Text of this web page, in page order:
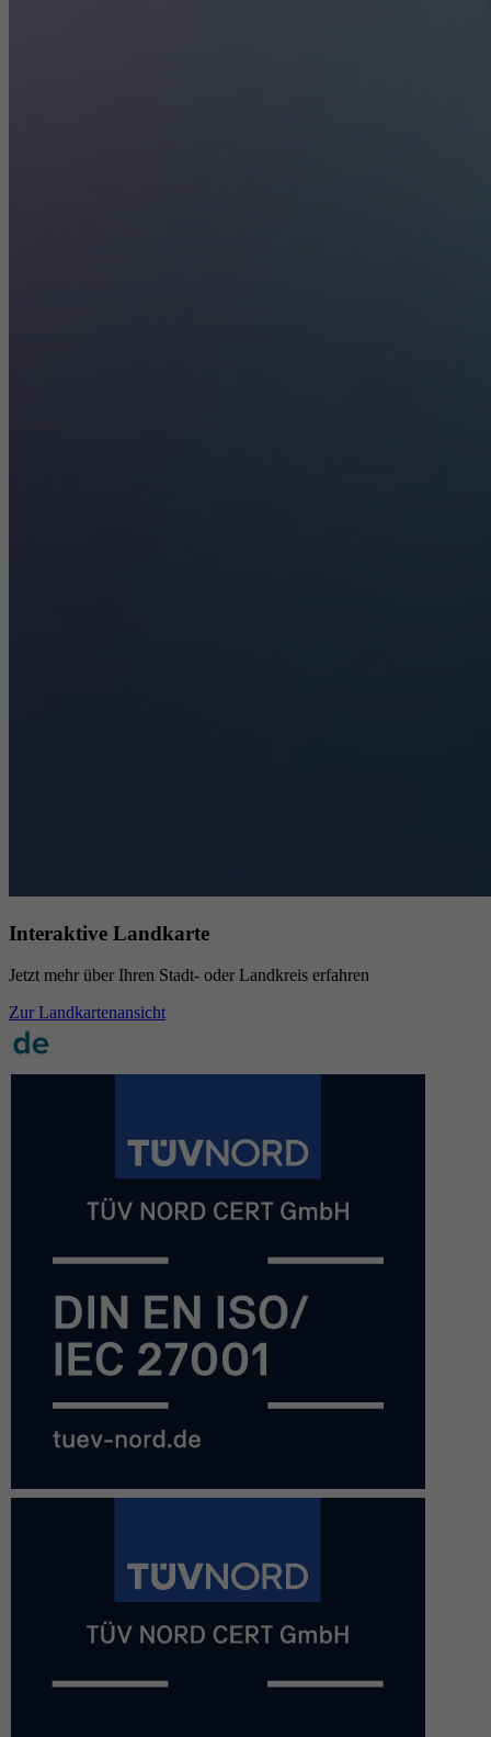
Interaktive Landkarte
Jetzt mehr über Ihren Stadt- oder Landkreis erfahren
Zur Landkartenansicht